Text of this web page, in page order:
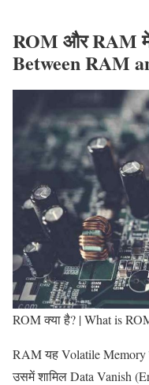
ROM औरRAM
Between RAM
ROM क्या है? | What is
RAM यह Volatile Memory
उसमें शामिल Data Vanish